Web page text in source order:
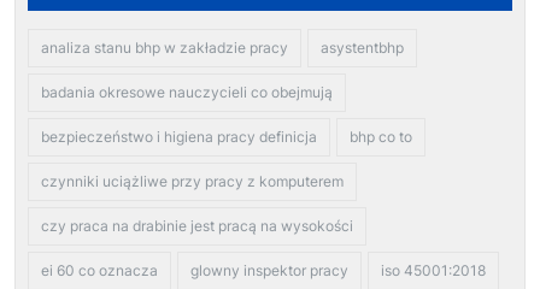
analiza stanu bhp w zakładzie pracy asystentbhp
badania okresowe nauczycieli co obejmują
bezpieczeństwo i higiena pracy definicja bhp co to
czynniki uciążliwe przy pracy z komputerem
czy praca na drabinie jest pracą na wysokości
ei 60 co oznacza glowny inspektor pracy iso 45001:2018